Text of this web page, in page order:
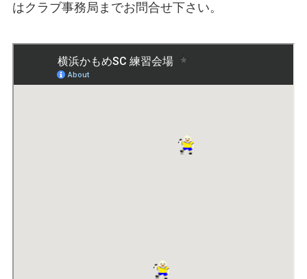
はクラブ事務局までお問合せ下さい。